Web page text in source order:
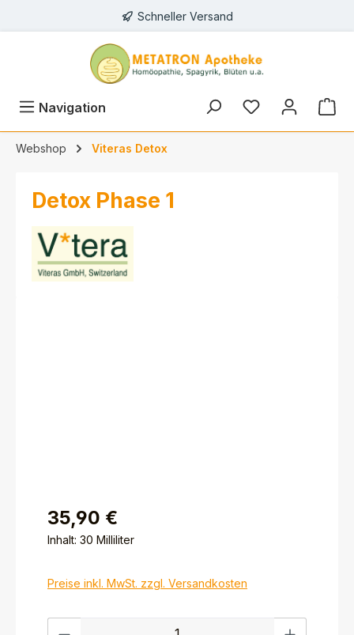
Schneller Versand
Navigation
Webshop Viteras Detox
Detox Phase 1
35,90 €
Inhalt: 30 Milliliter
Preise inkl. MwSt. zzgl. Versandkosten
Produkt Anzahl: Gib den gewünschten Wert ein